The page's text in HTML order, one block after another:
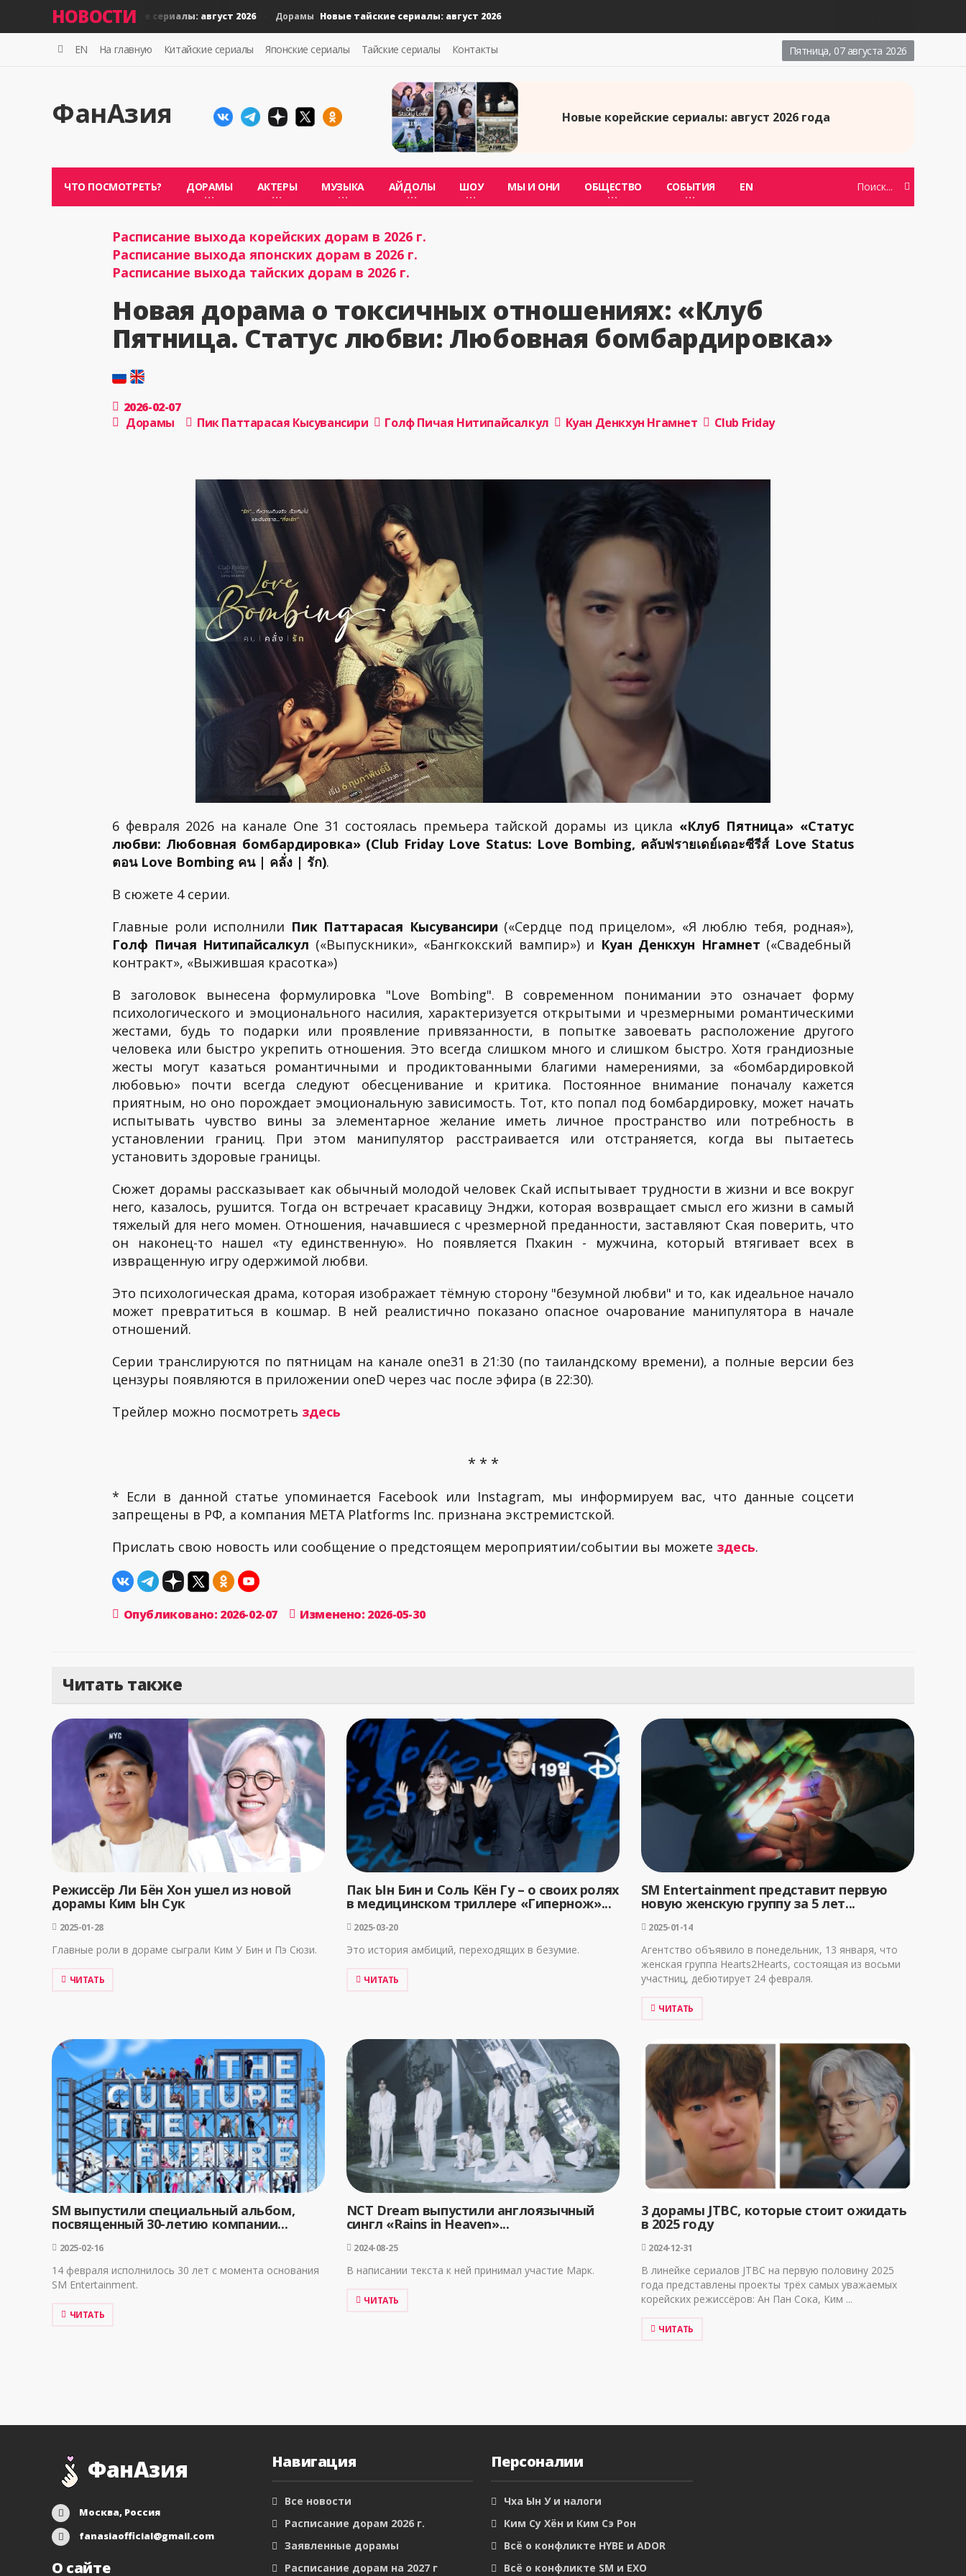
НОВОСТИ
Новые тайские сериалы: август 2026 Дорамы Новые тайские сериалы: август 2026
Пятница, 07 августа 2026
EN На главную Китайские сериалы Японские сериалы Тайские сериалы Контакты
ФанАзия Новые корейские сериалы: август 2026 года
ЧТО ПОСМОТРЕТЬ? ДОРАМЫ АКТЕРЫ МУЗЫКА АЙДОЛЫ ШОУ МЫ И ОНИ ОБЩЕСТВО СОБЫТИЯ EN
Расписание выхода корейских дорам в 2026 г.
Расписание выхода японских дорам в 2026 г.
Расписание выхода тайских дорам в 2026 г.
Новая дорама о токсичных отношениях: «Клуб
Пятница. Статус любви: Любовная бомбардировка»
2026-02-07
Дорамы
Пик Паттарасая Кысувансири Голф Пичая Нитипайсалкул Куан Денкхун Нгамнет Club Friday
6 февраля 2026 на канале One 31 состоялась премьера тайской дорамы из цикла «Клуб Пятница» «Статус
любви: Любовная бомбардировка» (Club Friday Love Status: Love Bombing, คลับฟรายเดย์เดอะซีรีส์ Love Status
ตอน Love Bombing คน | คลั่ง | รัก).
В сюжете 4 серии.
Главные роли исполнили Пик Паттарасая Кысувансири («Сердце под прицелом», «Я люблю тебя, родная»),
Голф Пичая Нитипайсалкул («Выпускники», «Бангкокский вампир») и Куан Денкхун Нгамнет («Свадебный
контракт», «Выжившая красотка»)
В заголовок вынесена формулировка "Love Bombing". В современном понимании это означает форму
психологического и эмоционального насилия, характеризуется открытыми и чрезмерными романтическими
жестами, будь то подарки или проявление привязанности, в попытке завоевать расположение другого
человека или быстро укрепить отношения. Это всегда слишком много и слишком быстро. Хотя грандиозные
жесты могут казаться романтичными и продиктованными благими намерениями, за «бомбардировкой
любовью» почти всегда следуют обесценивание и критика. Постоянное внимание поначалу кажется
приятным, но оно порождает эмоциональную зависимость. Тот, кто попал под бомбардировку, может начать
испытывать чувство вины за элементарное желание иметь личное пространство или потребность в
установлении границ. При этом манипулятор расстраивается или отстраняется, когда вы пытаетесь
установить здоровые границы.
Сюжет дорамы рассказывает как обычный молодой человек Скай испытывает трудности в жизни и все вокруг
него, казалось, рушится. Тогда он встречает красавицу Энджи, которая возвращает смысл его жизни в самый
тяжелый для него момен. Отношения, начавшиеся с чрезмерной преданности, заставляют Ская поверить, что
он наконец-то нашел «ту единственную». Но появляется Пхакин - мужчина, который втягивает всех в
извращенную игру одержимой любви.
Это психологическая драма, которая изображает тёмную сторону "безумной любви" и то, как идеальное начало
может превратиться в кошмар. В ней реалистично показано опасное очарование манипулятора в начале
отношений.
Серии транслируются по пятницам на канале one31 в 21:30 (по таиландскому времени), а полные версии без
цензуры появляются в приложении oneD через час после эфира (в 22:30).
Трейлер можно посмотреть здесь
* * *
* Если в данной статье упоминается Facebook или Instagram, мы информируем вас, что данные соцсети
запрещены в РФ, а компания META Platforms Inc. признана экстремистской.
Прислать свою новость или сообщение о предстоящем мероприятии/событии вы можете здесь.
Опубликовано: 2026-02-07 Изменено: 2026-05-30
Читать также
Режиссёр Ли Бён Хон ушел из новой
дорамы Ким Ын Сук
2025-01-28
Главные роли в дораме сыграли Ким У Бин и Пэ Сюзи.
ЧИТАТЬ
Пак Ын Бин и Соль Кён Гу – о своих ролях
в медицинском триллере «Гипернож»...
2025-03-20
Это история амбиций, переходящих в безумие.
ЧИТАТЬ
SM Entertainment представит первую
новую женскую группу за 5 лет...
2025-01-14
Агентство объявило в понедельник, 13 января, что
женская группа Hearts2Hearts, состоящая из восьми
участниц, дебютирует 24 февраля.
ЧИТАТЬ
SM выпустили специальный альбом,
посвященный 30-летию компании...
2025-02-16
14 февраля исполнилось 30 лет с момента основания
SM Entertainment.
ЧИТАТЬ
NCT Dream выпустили англоязычный
сингл «Rains in Heaven»...
2024-08-25
В написании текста к ней принимал участие Марк.
ЧИТАТЬ
3 дорамы JTBC, которые стоит ожидать
в 2025 году
2024-12-31
В линейке сериалов JTBC на первую половину 2025
года представлены проекты трёх самых уважаемых
корейских режиссёров: Ан Пан Сока, Ким ...
ЧИТАТЬ
ФанАзия
Москва, Россия
fanasiaofficial@gmail.com
О сайте
Навигация
Все новости
Расписание дорам 2026 г.
Заявленные дорамы
Расписание дорам на 2027 г
Персоналии
Чха Ын У и налоги
Ким Су Хён и Ким Сэ Рон
Всё о конфликте HYBE и ADOR
Всё о конфликте SM и EXO